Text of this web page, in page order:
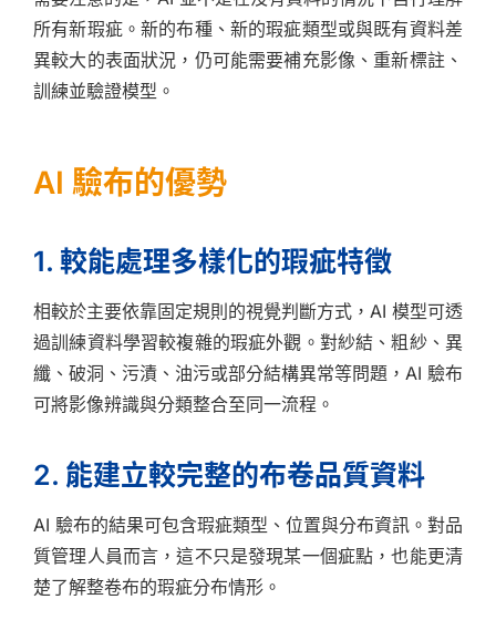
所有新瑕疵。新的布種、新的瑕疵類型或與既有資料差
異較大的表面狀況，仍可能需要補充影像、重新標註、
訓練並驗證模型。
AI 驗布的優勢
1. 較能處理多樣化的瑕疵特徵
相較於主要依靠固定規則的視覺判斷方式，AI 模型可透
過訓練資料學習較複雜的瑕疵外觀。對紗結、粗紗、異
纖、破洞、污漬、油污或部分結構異常等問題，AI 驗布
可將影像辨識與分類整合至同一流程。
2. 能建立較完整的布卷品質資料
AI 驗布的結果可包含瑕疵類型、位置與分布資訊。對品
質管理人員而言，這不只是發現某一個疵點，也能更清
楚了解整卷布的瑕疵分布情形。